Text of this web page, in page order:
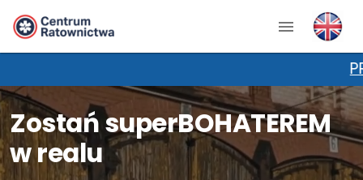
Zostań superBOHATEREM
w realu